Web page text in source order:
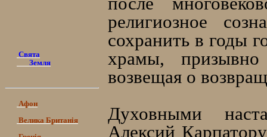
Свята
Земля
Афон
Велика Британія
религиозное
сохранить в годы
храмы, призывно
возвещая о
Духовными
Алексий